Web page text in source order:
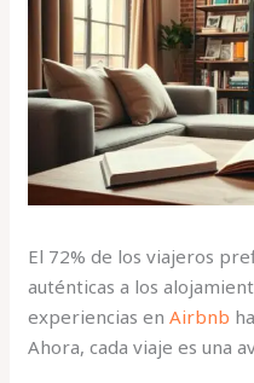
El 72% de los viajeros
auténticas a los
experiencias enAirbnb
Ahora, cada viaje es una